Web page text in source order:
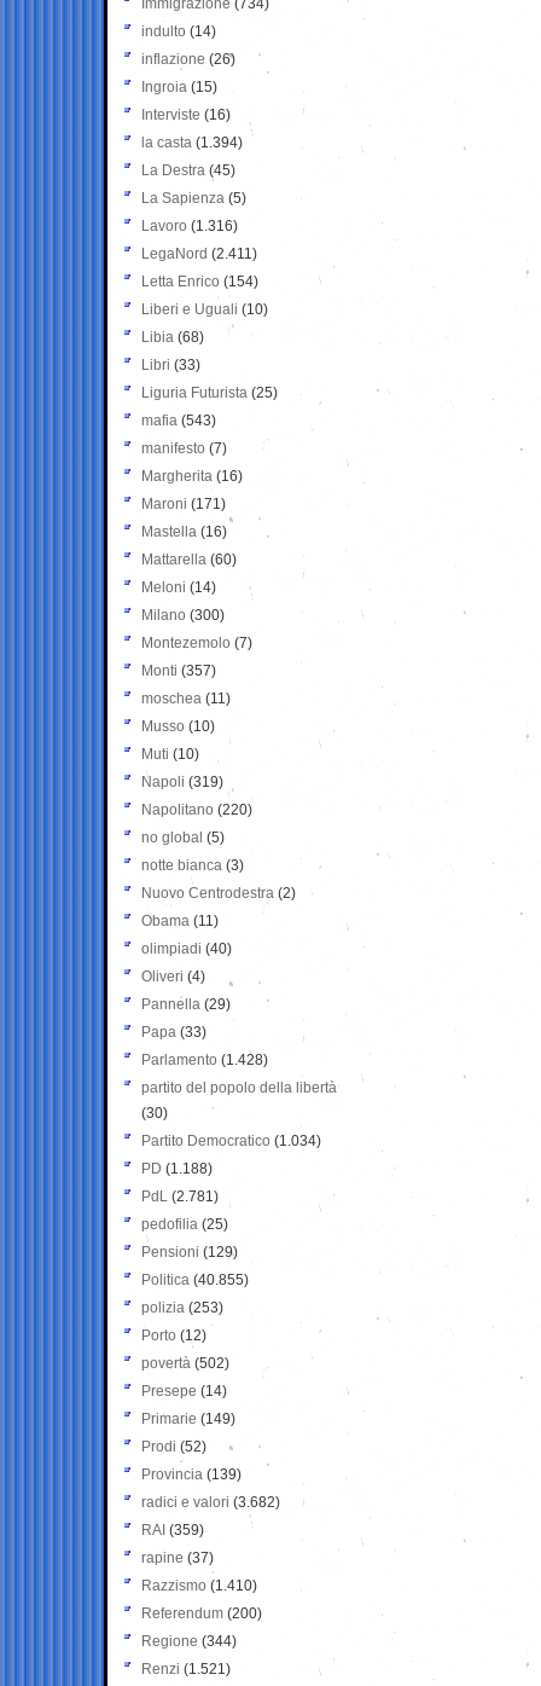
Immigrazione (734)
indulto (14)
inflazione (26)
Ingroia (15)
Interviste (16)
la casta (1.394)
La Destra (45)
La Sapienza (5)
Lavoro (1.316)
LegaNord (2.411)
Letta Enrico (154)
Liberi e Uguali (10)
Libia (68)
Libri (33)
Liguria Futurista (25)
mafia (543)
manifesto (7)
Margherita (16)
Maroni (171)
Mastella (16)
Mattarella (60)
Meloni (14)
Milano (300)
Montezemolo (7)
Monti (357)
moschea (11)
Musso (10)
Muti (10)
Napoli (319)
Napolitano (220)
no global (5)
notte bianca (3)
Nuovo Centrodestra (2)
Obama (11)
olimpiadi (40)
Oliveri (4)
Pannella (29)
Papa (33)
Parlamento (1.428)
partito del popolo della libertà
(30)
Partito Democratico (1.034)
PD (1.188)
PdL (2.781)
pedofilia (25)
Pensioni (129)
Politica (40.855)
polizia (253)
Porto (12)
povertà (502)
Presepe (14)
Primarie (149)
Prodi (52)
Provincia (139)
radici e valori (3.682)
RAI (359)
rapine (37)
Razzismo (1.410)
Referendum (200)
Regione (344)
Renzi (1.521)